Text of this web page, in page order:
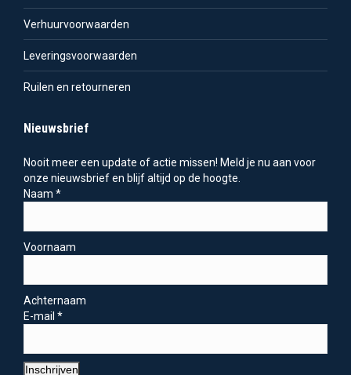
Verhuurvoorwaarden
Leveringsvoorwaarden
Ruilen en retourneren
Nieuwsbrief
Nooit meer een update of actie missen! Meld je nu aan voor
onze nieuwsbrief en blijf altijd op de hoogte.
Naam *
Voornaam
Achternaam
E-mail *
Inschrijven